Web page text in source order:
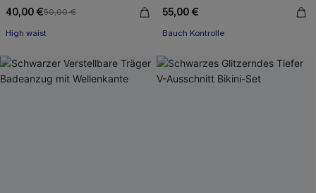
40,00 €50,00 €
High waist
55,00 €
Bauch Kontrolle